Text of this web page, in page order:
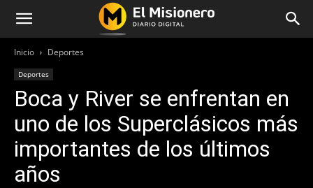
Inicio Deportes
Deportes
Boca y River se enfrentan en
uno de los Superclásicos más
importantes de los últimos
años